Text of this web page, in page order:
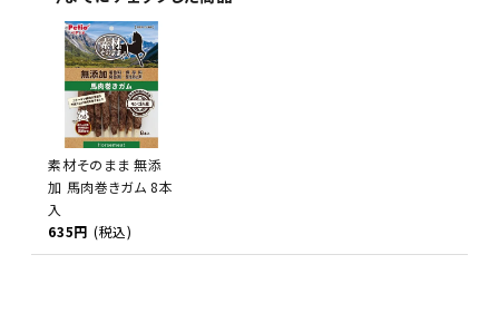
素材そのまま 無添
加 馬肉巻きガム 8本
入
635円 (税込)